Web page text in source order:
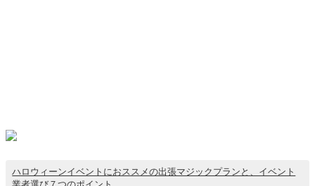
ハロウィーンイベントにおススメの出張マジックプランと、イベント